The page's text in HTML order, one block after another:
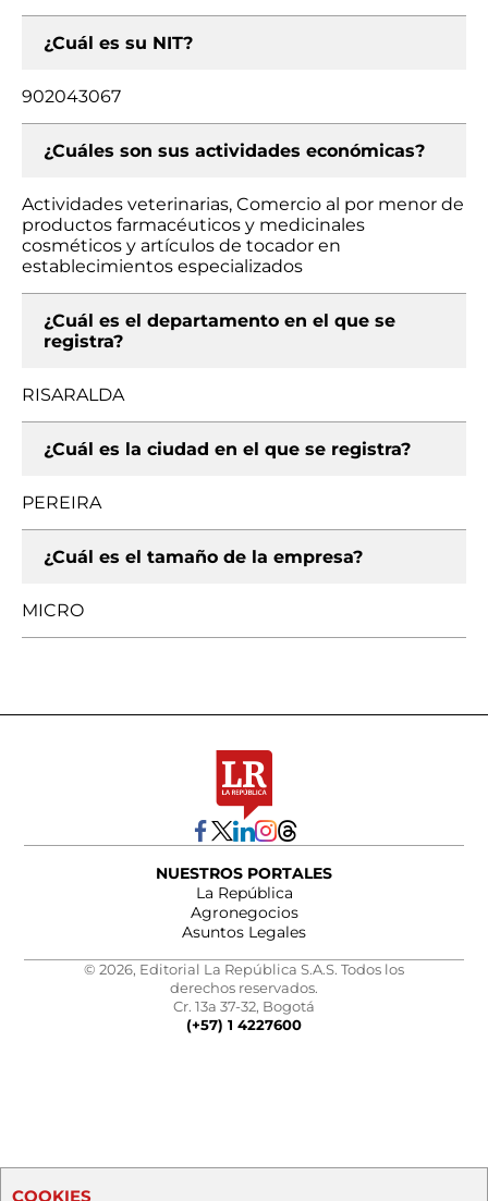
¿Cuál es su NIT?
902043067
¿Cuáles son sus actividades económicas?
Actividades veterinarias, Comercio al por menor de
productos farmacéuticos y medicinales
cosméticos y artículos de tocador en
establecimientos especializados
¿Cuál es el departamento en el que se
registra?
RISARALDA
¿Cuál es la ciudad en el que se registra?
PEREIRA
¿Cuál es el tamaño de la empresa?
MICRO
NUESTROS PORTALES
La República
Agronegocios
Asuntos Legales
© 2026, Editorial La República S.A.S. Todos los
derechos reservados.
Cr. 13a 37-32, Bogotá
(+57) 1 4227600
COOKIES